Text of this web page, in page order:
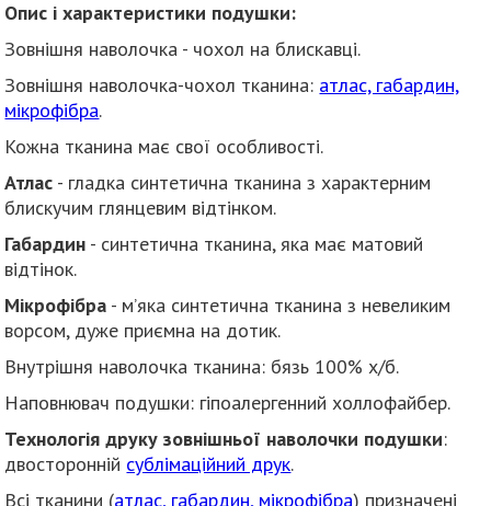
Опис і характеристики подушки:
Зовнішня наволочка - чохол на блискавці.
Зовнішня наволочка-чохол тканина: атлас, габардин,
мікрофібра.
Кожна тканина має свої особливості.
Атлас - гладка синтетична тканина з характерним
блискучим глянцевим відтінком.
Габардин - синтетична тканина, яка має матовий
відтінок.
Мікрофібра - м’яка синтетична тканина з невеликим
ворсом, дуже приємна на дотик.
Внутрішня наволочка тканина: бязь 100% х/б.
Наповнювач подушки: гіпоалергенний холлофайбер.
Технологія друку зовнішньої наволочки подушки:
двосторонній сублімаційний друк.
Всі тканини (атлас, габардин, мікрофібра) призначені